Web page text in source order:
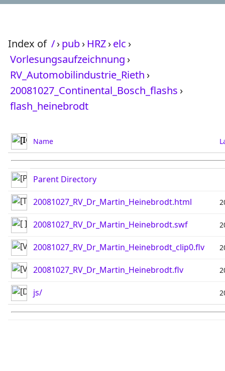
Index of /›pub› HRZ›elc ›
Vorlesungsaufzeichnung ›
RV_Automobilindustrie_Rieth ›
20081027_Continental_Bosch_flashs ›
flash_heinebrodt
Name
Parent Directory
20081027_RV_Dr_Martin_Heinebrodt.html
20081027_RV_Dr_Martin_Heinebrodt.swf
20081027_RV_Dr_Martin_Heinebrodt_clip0.flv
20081027_RV_Dr_Martin_Heinebrodt.flv
js/